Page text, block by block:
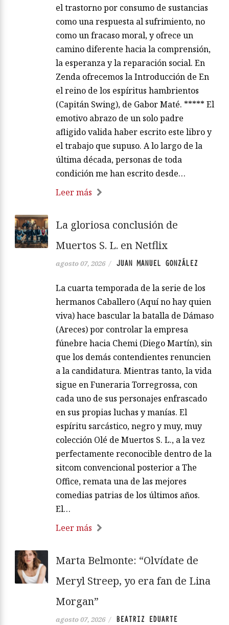
el trastorno por consumo de sustancias
como una respuesta al sufrimiento, no
como un fracaso moral, y ofrece un
camino diferente hacia la comprensión,
la esperanza y la reparación social. En
Zenda ofrecemos la Introducción de En
el reino de los espíritus hambrientos
(Capitán Swing), de Gabor Maté. ***** El
emotivo abrazo de un solo padre
afligido valida haber escrito este libro y
el trabajo que supuso. A lo largo de la
última década, personas de toda
condición me han escrito desde…
Leer más
La gloriosa conclusión de
Muertos S. L. en Netflix
agosto 07, 2026 / JUAN MANUEL GONZÁLEZ
La cuarta temporada de la serie de los
hermanos Caballero (Aquí no hay quien
viva) hace bascular la batalla de Dámaso
(Areces) por controlar la empresa
fúnebre hacia Chemi (Diego Martín), sin
que los demás contendientes renuncien
a la candidatura. Mientras tanto, la vida
sigue en Funeraria Torregrossa, con
cada uno de sus personajes enfrascado
en sus propias luchas y manías. El
espíritu sarcástico, negro y muy, muy
colección Olé de Muertos S. L., a la vez
perfectamente reconocible dentro de la
sitcom convencional posterior a The
Office, remata una de las mejores
comedias patrias de los últimos años.
El…
Leer más
Marta Belmonte: “Olvídate de
Meryl Streep, yo era fan de Lina
Morgan”
agosto 07, 2026 / BEATRIZ EDUARTE